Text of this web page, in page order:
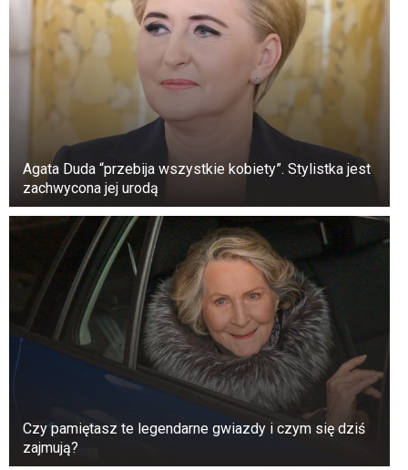
Agata Duda “przebija wszystkie kobiety”. Stylistka jest
zachwycona jej urodą
Czy pamiętasz te legendarne gwiazdy i czym się dziś
zajmują?